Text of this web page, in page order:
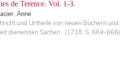
de Terence. Vol. 1-3.
Anne
und Urtheile von neuen Büchern und
dienenden Sachen. (1718, S. 664-666)